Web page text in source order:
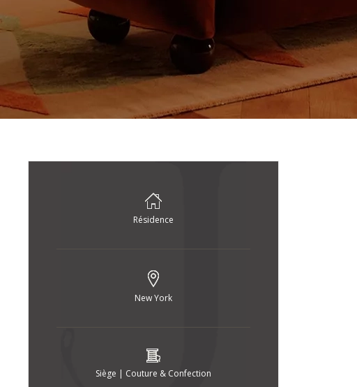
Résidence
New York
Siège | Couture & Confection